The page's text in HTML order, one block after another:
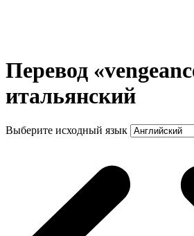
Перевод
итальянский
Выберите исходный язык